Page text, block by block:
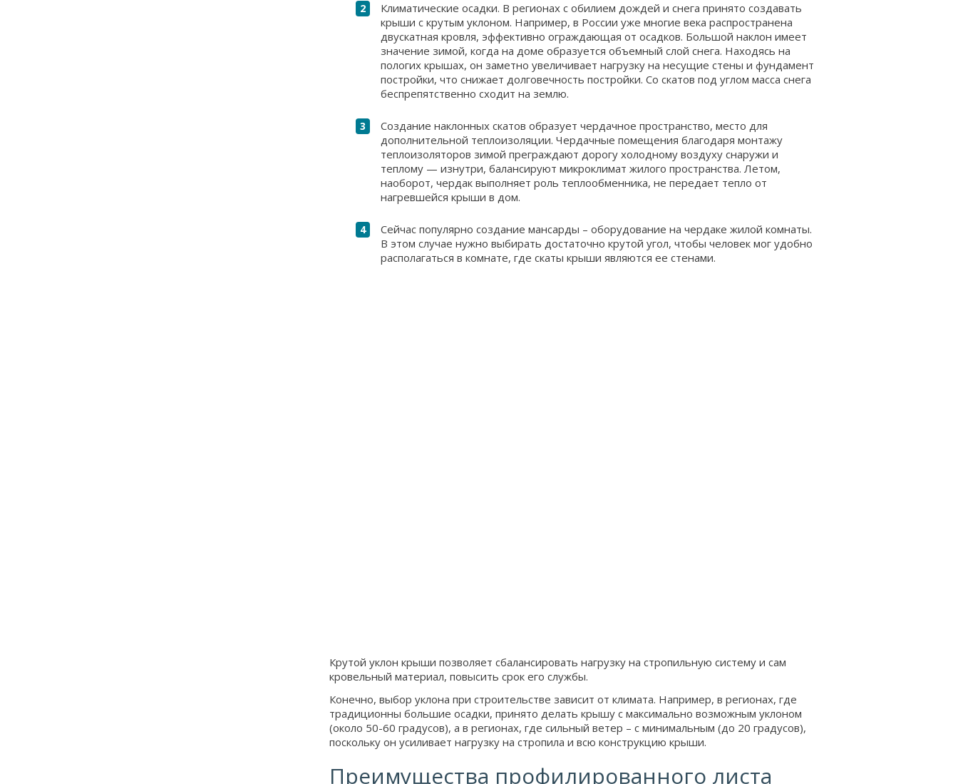
Климатические осадки. В регионах с обилием дождей и снега принято создавать
крыши с крутым уклоном. Например, в России уже многие века распространена
двускатная кровля, эффективно ограждающая от осадков. Большой наклон имеет
значение зимой, когда на доме образуется объемный слой снега. Находясь на
пологих крышах, он заметно увеличивает нагрузку на несущие стены и фундамент
постройки, что снижает долговечность постройки. Со скатов под углом масса снега
беспрепятственно сходит на землю.
Создание наклонных скатов образует чердачное пространство, место для
дополнительной теплоизоляции. Чердачные помещения благодаря монтажу
теплоизоляторов зимой преграждают дорогу холодному воздуху снаружи и
теплому — изнутри, балансируют микроклимат жилого пространства. Летом,
наоборот, чердак выполняет роль теплообменника, не передает тепло от
нагревшейся крыши в дом.
Сейчас популярно создание мансарды – оборудование на чердаке жилой комнаты.
В этом случае нужно выбирать достаточно крутой угол, чтобы человек мог удобно
располагаться в комнате, где скаты крыши являются ее стенами.
Крутой уклон крыши позволяет сбалансировать нагрузку на стропильную систему и сам
кровельный материал, повысить срок его службы.
Конечно, выбор уклона при строительстве зависит от климата. Например, в регионах, где
традиционны большие осадки, принято делать крышу с максимально возможным уклоном
(около 50-60 градусов), а в регионах, где сильный ветер – с минимальным (до 20 градусов),
поскольку он усиливает нагрузку на стропила и всю конструкцию крыши.
Преимущества профилированного листа